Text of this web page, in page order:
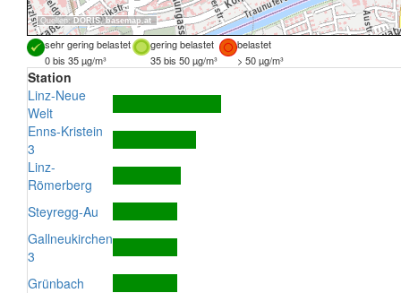
Quellen: DORIS, basemap.at
sehr gering belastet gering belastet
belastet
0 bis 35 µg/m³
35 bis 50 µg/m³ > 50 µg/m³
Station
Linz-Neue
Welt
Enns-Kristein
3
Linz-
Römerberg
Steyregg-Au
Gallneukirchen
3
Grünbach